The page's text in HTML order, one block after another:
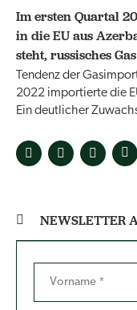
Im ersten Quartal
in die EU aus
steht, russisches
Tendenz der
2022 importierte die
Ein deutlicher
NEWSLETTER